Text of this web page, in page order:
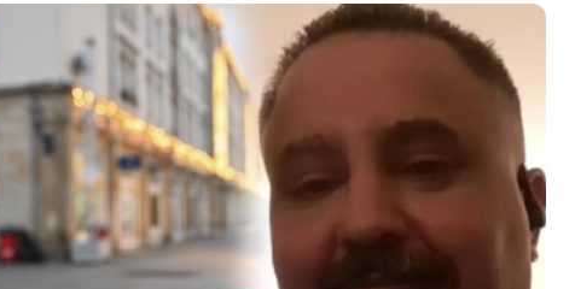
Almanya’da Noel Pazarı’na arabayla dalıp 5 kişiyi öldüren,
200’den fazla kişiyi yaralayan Suudi Arabistanlı Pskiyatr Dr.
Talep Al-Abdulmohsen hakkında sahte diploma
soruşturması açıldı.